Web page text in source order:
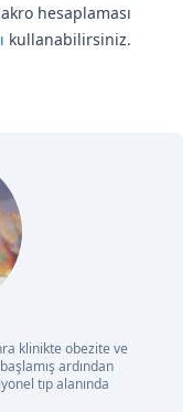
hesaplaması
kullanabilirsiniz.
klinikte obezite ve
ardından
tıp alanında